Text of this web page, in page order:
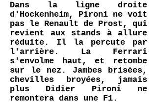
Dans la ligne droite
d'Hockenheim, Pironi ne voit
pas le Renault de Prost, qui
revient aux stands à allure
réduite. Il la percute par
l'arrière. La Ferrari
s'envolme haut, et retombe
sur le nez. Jambes brisées,
chevilles broyées, jamais
plus Didier Pironi ne
remontera dans une F1.